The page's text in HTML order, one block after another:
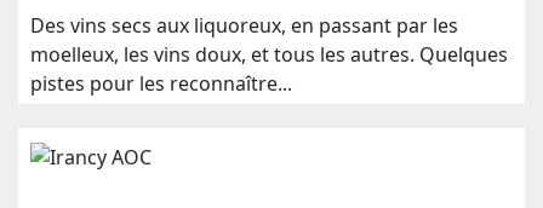
Des vins secs aux liquoreux, en passant par les
moelleux, les vins doux, et tous les autres. Quelques
pistes pour les reconnaître...